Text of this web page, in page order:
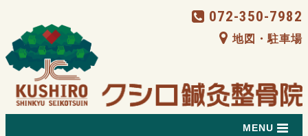
072-350-7982
地図・駐車場
MENU